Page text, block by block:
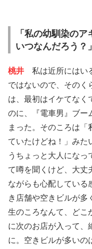
「私の幼馴染の
いつなんだろう？」
桃井 私は近所にはい
ではないので、そのく
は、最初はイケてなく
のに、『電車男』ブー
まった。そのころは「
ていたけどね！」みた
うちょっと大人になっ
て噂を聞くけど、大
ながらも心配している
き店舗や空きビルが多
生のころなんて、どこ
に次のお店が入って、
に。空きビルが多いの